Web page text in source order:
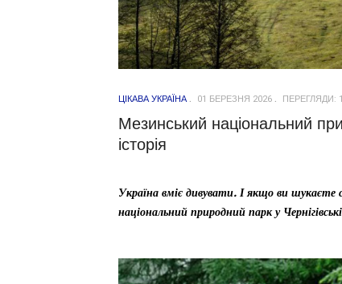
ЦІКАВА УКРАЇНА 01 БЕРЕЗНЯ 2026 ПЕРЕГЛЯДИ:
Мезинський національний
історія
Україна вміє дивувати. І якщо ви шукаєте
національний природний парк у